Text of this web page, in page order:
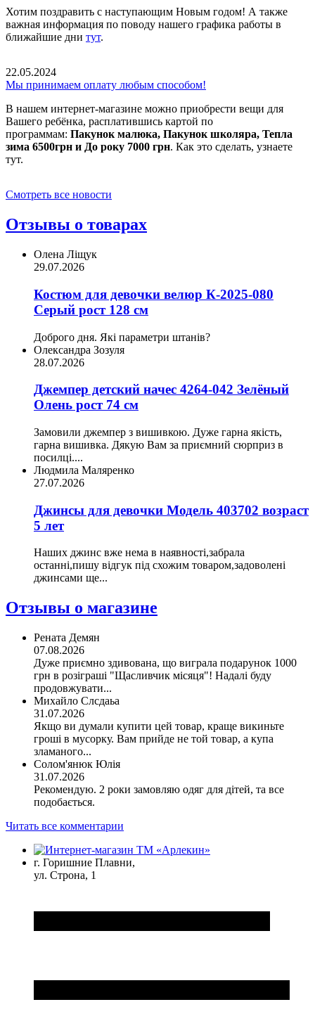
Хотим поздравить с наступающим Новым годом! А также
важная информация по поводу нашего графика работы в
ближайшие дни тут.
22.05.2024
Мы принимаем оплату любым способом!
В нашем интернет-магазине можно приобрести вещи для
Вашего ребёнка, расплатившись картой по
программам: Пакунок малюка, Пакунок школяра, Тепла
зима 6500грн и До року 7000 грн. Как это сделать, узнаете
тут.
Смотреть все новости
Отзывы о товарах
Олена Ліщук
29.07.2026
Костюм для девочки велюр К-2025-080
Серый рост 128 см
Доброго дня. Які параметри штанів?
Олександра Зозуля
28.07.2026
Джемпер детский начес 4264-042 Зелёный
Олень рост 74 см
Замовили джемпер з вишивкою. Дуже гарна якість,
гарна вишивка. Дякую Вам за приємний сюрприз в
посилці....
Людмила Маляренко
27.07.2026
Джинсы для девочки Модель 403702 возраст
5 лет
Наших джинс вже нема в наявності,забрала
останні,пишу відгук під схожим товаром,задоволені
джинсами ще...
Отзывы о магазине
Рената Демян
07.08.2026
Дуже приємно здивована, що виграла подарунок 1000
грн в розіграші "Щасливчик місяця"! Надалі буду
продовжувати...
Михайло Слсдаьа
31.07.2026
Якщо ви думали купити цей товар, краще викиньте
гроші в мусорку. Вам прийде не той товар, а купа
зламаного...
Солом'янюк Юлія
31.07.2026
Рекомендую. 2 роки замовляю одяг для дітей, та все
подобається.
Читать все комментарии
г. Горишние Плавни,
ул. Строна, 1